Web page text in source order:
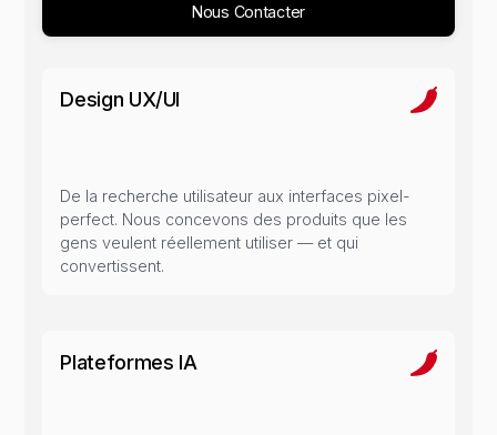
Nous Contacter
Design UX/UI
De la recherche utilisateur aux interfaces pixel-
perfect. Nous concevons des produits que les
gens veulent réellement utiliser — et qui
convertissent.
Plateformes IA